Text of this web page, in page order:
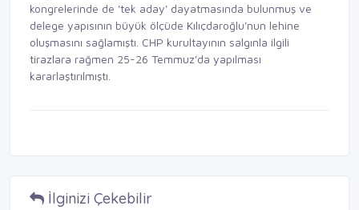
kongrelerinde de 'tek aday' dayatmasında bulunmuş ve
delege yapısının büyük ölçüde Kılıçdaroğlu'nun lehine
oluşmasını sağlamıştı. CHP kurultayının salgınla ilgili
tirazlara rağmen 25-26 Temmuz'da yapılması
kararlaştırılmıştı.
İlginizi Çekebilir